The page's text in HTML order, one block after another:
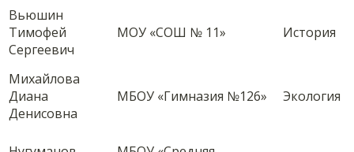
Вьюшин
Тимофей
Сергеевич
МОУ «СОШ № 11» История
Михайлова
Диана
Денисовна
МБОУ «Гимназия №126» Экология